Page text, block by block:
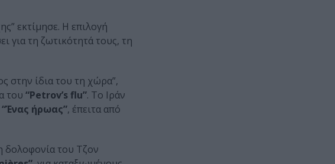
εκτίμησε. Η επιλογή
για τη ζωτικότητά τους, τη
στην ίδια του τη χώρα”,
του “Petrov’s flu”. Το Ιράν
“Ένας ήρωας”, έπειτα από
δολοφονία του Τζον